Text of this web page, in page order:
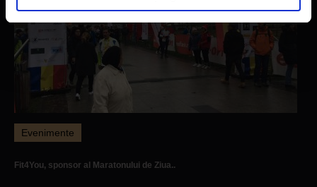
Evenimente
Fit4You, sponsor al Maratonului de Ziua..